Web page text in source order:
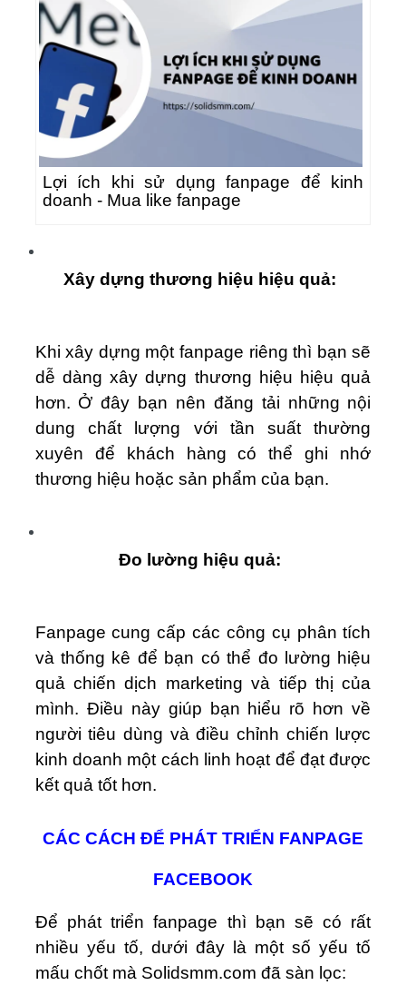
Lợi ích khi sử dụng fanpage để kinh
doanh - Mua like fanpage
Xây dựng thương hiệu hiệu quả:
Khi xây dựng một fanpage riêng thì bạn sẽ
dễ dàng xây dựng thương hiệu hiệu quả
hơn. Ở đây bạn nên đăng tải những nội
dung chất lượng với tần suất thường
xuyên để khách hàng có thể ghi nhớ
thương hiệu hoặc sản phẩm của bạn.
Đo lường hiệu quả:
Fanpage cung cấp các công cụ phân tích
và thống kê để bạn có thể đo lường hiệu
quả chiến dịch marketing và tiếp thị của
mình. Điều này giúp bạn hiểu rõ hơn về
người tiêu dùng và điều chỉnh chiến lược
kinh doanh một cách linh hoạt để đạt được
kết quả tốt hơn.
CÁC CÁCH ĐỂ PHÁT TRIỂN FANPAGE
FACEBOOK
Để phát triển fanpage thì bạn sẽ có rất
nhiều yếu tố, dưới đây là một số yếu tố
mấu chốt mà Solidsmm.com đã sàn lọc: